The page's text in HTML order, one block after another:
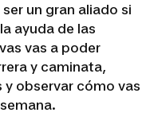
un gran aliado si
ayuda de las
vas a poder
y caminata,
observar cómo vas